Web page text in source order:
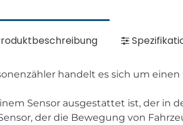
handelt es sich um
Sensor ausgestattet ist, der
der die Bewegung von